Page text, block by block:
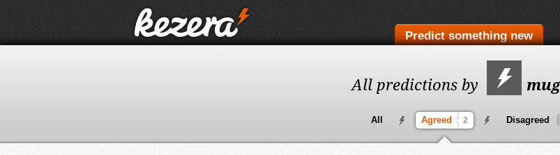
Predict something new
All predictions by
All Agreed 2 Disagreed